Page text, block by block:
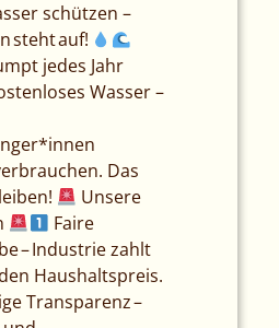
schützen –
steht auf!
jedes Jahr
Wasser –
Das
Unsere
Faire
– Industrie zahlt
Haushaltspreis.
Transparenz –